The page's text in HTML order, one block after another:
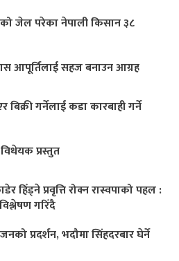
जेल परेका नेपाली किसान ३८
आपूर्तिलाई सहज बनाउन आग्रह
गर्नेलाई कडा कारबाही गर्ने
प्रस्तुत
हिँड्ने प्रवृत्ति रोक्न रास्वपाको पहल :
गरिँदै
प्रदर्शन, भदौमा सिंहदरबार घेर्ने